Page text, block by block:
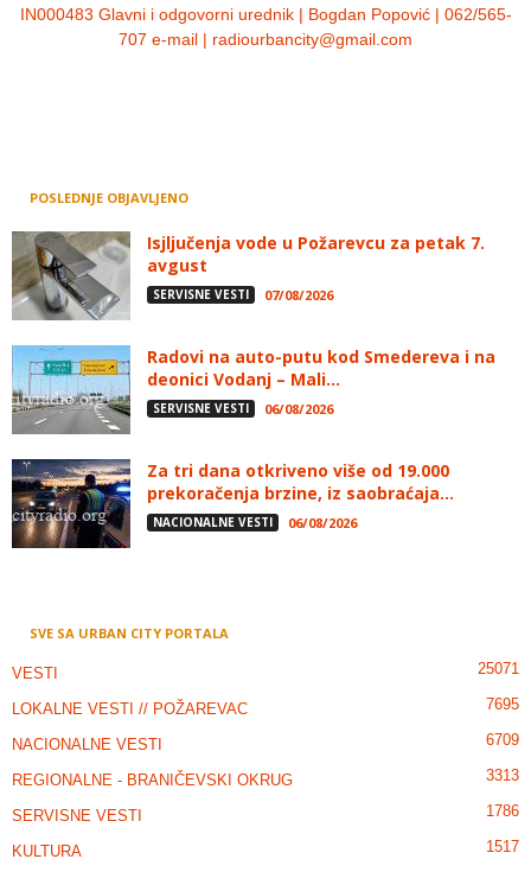
IN000483 Glavni i odgovorni urednik | Bogdan Popović | 062/565-
707 e-mail | radiourbancity@gmail.com
POSLEDNJE OBJAVLJENO
Isjljučenja vode u Požarevcu za petak 7.
avgust
SERVISNE VESTI 07/08/2026
Radovi na auto-putu kod Smedereva i na
deonici Vodanj – Mali...
SERVISNE VESTI 06/08/2026
Za tri dana otkriveno više od 19.000
prekoračenja brzine, iz saobraćaja...
NACIONALNE VESTI 06/08/2026
SVE SA URBAN CITY PORTALA
VESTI 25071
LOKALNE VESTI // POŽAREVAC 7695
NACIONALNE VESTI 6709
REGIONALNE - BRANIČEVSKI OKRUG 3313
SERVISNE VESTI 1786
KULTURA 1517